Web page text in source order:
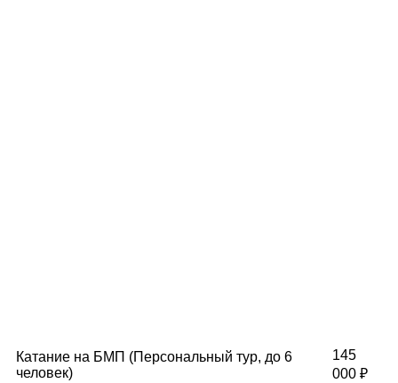
Катание на БМП (Персональный тур, до 6
человек)
145
000 ₽